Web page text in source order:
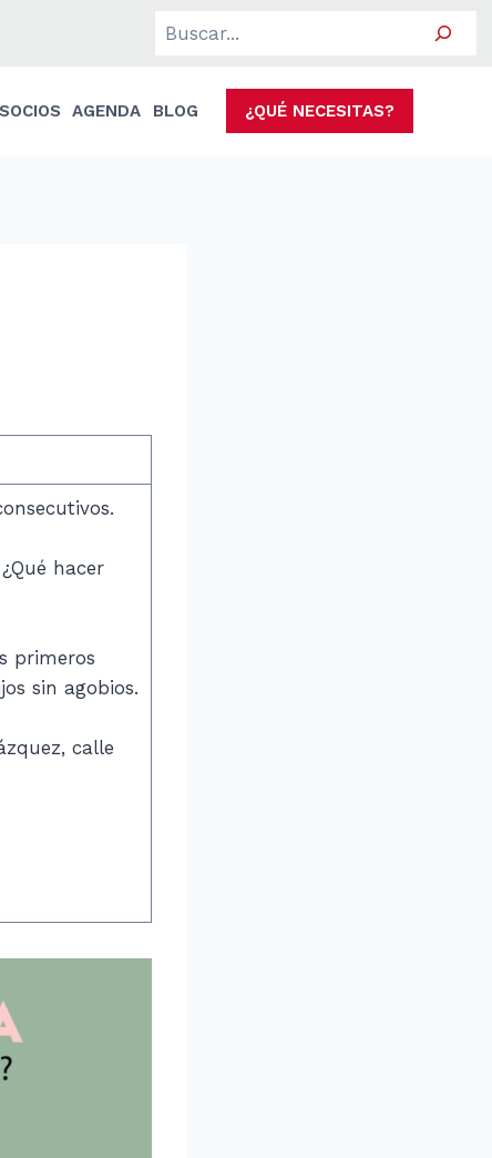
Search
SOCIOS AGENDA BLOG ¿QUÉ NECESITAS?
hacer
primeros
sin agobios.
calle